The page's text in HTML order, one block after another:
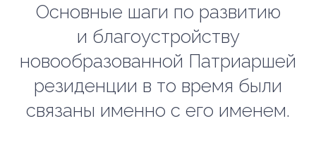
Основные шаги по развитию
и благоустройству
новообразованной Патриаршей
резиденции в то время были
связаны именно с его именем.